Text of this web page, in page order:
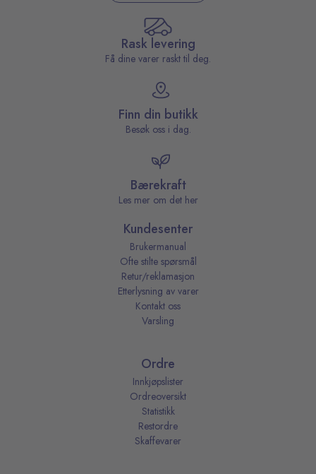
Rask levering
Få dine varer raskt til deg.
Finn din butikk
Besøk oss i dag.
Bærekraft
Les mer om det her
Kundesenter
Brukermanual
Ofte stilte spørsmål
Retur/reklamasjon
Etterlysning av varer
Kontakt oss
Varsling
Ordre
Innkjøpslister
Ordreoversikt
Statistikk
Restordre
Skaffevarer